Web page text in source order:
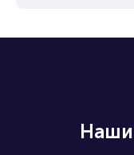
Наши